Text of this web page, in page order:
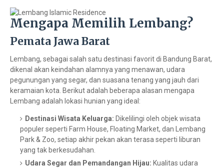
Mengapa Memilih Lembang?
Pemata Jawa Barat
Lembang, sebagai salah satu destinasi favorit di Bandung Barat,
dikenal akan keindahan alamnya yang menawan, udara
pegunungan yang segar, dan suasana tenang yang jauh dari
keramaian kota. Berikut adalah beberapa alasan mengapa
Lembang adalah lokasi hunian yang ideal:
Destinasi Wisata Keluarga: Dikelilingi oleh objek wisata
populer seperti Farm House, Floating Market, dan Lembang
Park & Zoo, setiap akhir pekan akan terasa seperti liburan
yang tak berkesudahan.
Udara Segar dan Pemandangan Hijau: Kualitas udara